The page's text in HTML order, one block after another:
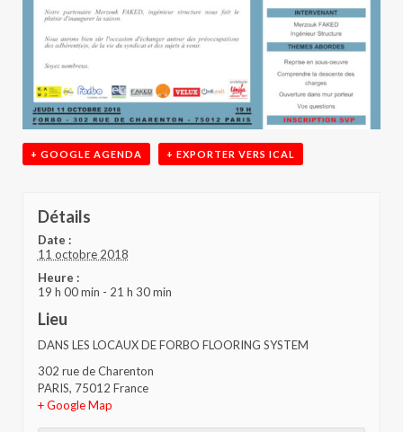
+ GOOGLE AGENDA + EXPORTER VERS ICAL
Détails
Date :
11 octobre 2018
Heure :
19 h 00 min - 21 h 30 min
Lieu
DANS LES LOCAUX DE FORBO FLOORING SYSTEM
302 rue de Charenton
PARIS, 75012 France
+ Google Map